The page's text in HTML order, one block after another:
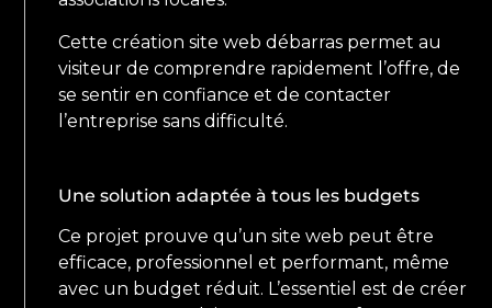
Cette création site web débarras permet au
visiteur de comprendre rapidement l’offre, de
se sentir en confiance et de contacter
l’entreprise sans difficulté.
Une solution adaptée à tous les budgets
Ce projet prouve qu’un site web peut être
efficace, professionnel et performant, même
avec un budget réduit. L’essentiel est de créer